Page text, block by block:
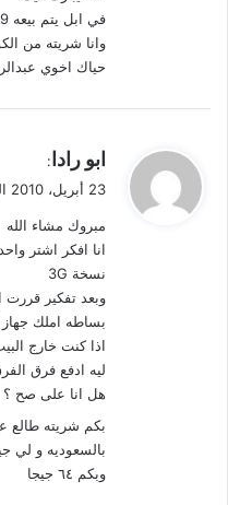
في ابل يتم بيعه 499 دولار
وانا شريته من الكويت 200
حياك اخوي
ي
ق
ل
ابو رادا :
23 أبريل، 2010 الساعة 8:23 م
مبروك مشاء الله
انا افكر اشتر
نسخة 3G
وبعد تفكير قررت
اذا كنت خارج
ليه ادفع فرق
هل انا على صح ؟
بكم شريته طالع
بالسعوديه و لي
وبكم ٦٤ جيجا